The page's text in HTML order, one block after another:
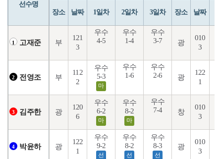
선수명
장소 날짜 1일차 2일차 3일차 장소 날짜
1 고재준 부
121
3
우수
4-5
우수
1-4
우수
3-7
광
010
3
2 전영조 부
112
2
우수
5-3
마
우수
1-6
우수
2-6
광
122
1
3 김주한 광
120
6
우수
6-2
마
우수
8-2
마
우수
7-4
창
010
3
4 박윤하 광
122
1
우수
9-2
선
우수
8-2
선
우수
8-3
선
광
010
3